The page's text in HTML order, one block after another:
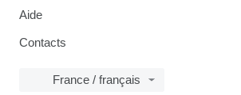
Aide
Contacts
France / français